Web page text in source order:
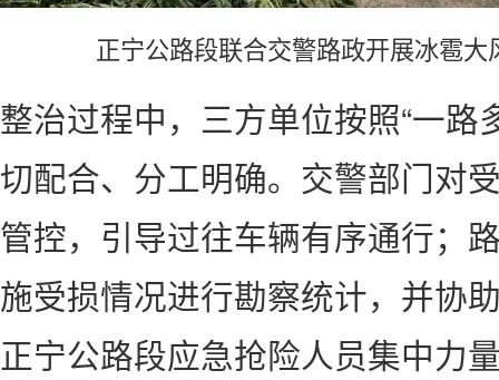
正宁公路段联合交警路政开展冰雹
整治过程中，三方单位按照“一路
切配合、分工明确。交警部门对
管控，引导过往车辆有序通行；
施受损情况进行勘察统计，并协
正宁公路段应急抢险人员集中力